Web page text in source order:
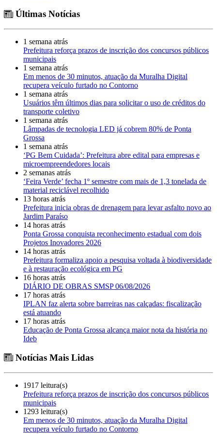
Últimas Notícias
1 semana atrás
Prefeitura reforça prazos de inscrição dos concursos públicos
municipais
1 semana atrás
Em menos de 30 minutos, atuação da Muralha Digital
recupera veículo furtado no Contorno
1 semana atrás
Usuários têm últimos dias para solicitar o uso de créditos do
transporte coletivo
1 semana atrás
Lâmpadas de tecnologia LED já cobrem 80% de Ponta
Grossa
1 semana atrás
‘PG Bem Cuidada’: Prefeitura abre edital para empresas e
microempreendedores locais
2 semanas atrás
‘Feira Verde’ fecha 1º semestre com mais de 1,3 tonelada de
material reciclável recolhido
13 horas atrás
Prefeitura inicia obras de drenagem para levar asfalto novo ao
Jardim Paraíso
14 horas atrás
Ponta Grossa conquista reconhecimento estadual com dois
Projetos Inovadores 2026
14 horas atrás
Prefeitura formaliza apoio a pesquisa voltada à biodiversidade
e à restauração ecológica em PG
16 horas atrás
DIÁRIO DE OBRAS SMSP 06/08/2026
17 horas atrás
IPLAN faz alerta sobre barreiras nas calçadas: fiscalização
está atuando
17 horas atrás
Educação de Ponta Grossa alcança maior nota da história no
Ideb
Notícias Mais Lidas
1917 leitura(s)
Prefeitura reforça prazos de inscrição dos concursos públicos
municipais
1293 leitura(s)
Em menos de 30 minutos, atuação da Muralha Digital
recupera veículo furtado no Contorno